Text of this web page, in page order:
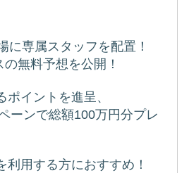
に専属スタッフを配置！
無料予想を公開！
イントを進呈、
ーンで総額100万円分プレ
利用する方におすすめ！